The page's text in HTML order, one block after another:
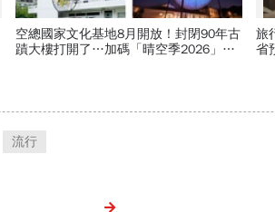
空總國家文化基地8月開放！封閉90年古
蹟大樓打開了…加碼「晴空季2026」這
旅
省
流行